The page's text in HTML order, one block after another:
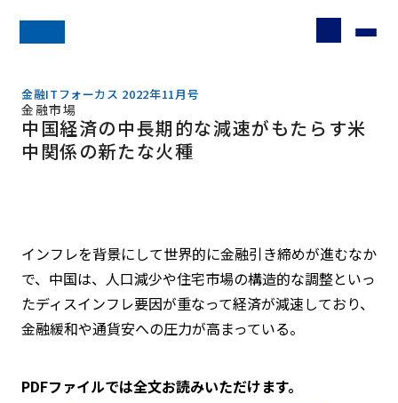
金融ITフォーカス 2022年11月号
金融市場
中国経済の中長期的な減速がもたらす米
中関係の新たな火種
インフレを背景にして世界的に金融引き締めが進むなか
で、中国は、人口減少や住宅市場の構造的な調整といっ
たディスインフレ要因が重なって経済が減速しており、
金融緩和や通貨安への圧力が高まっている。
PDFファイルでは全文お読みいただけます。